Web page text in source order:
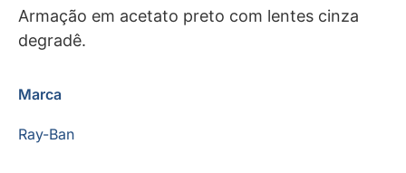
Armação em acetato preto com lentes cinza
degradê.
Marca
Ray-Ban